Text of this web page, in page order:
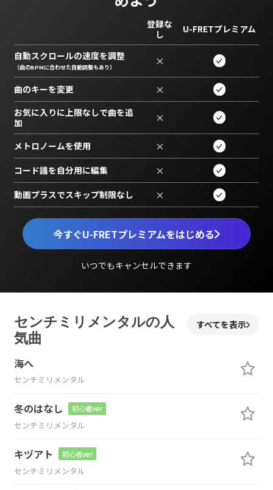
今すぐU-FRETプレミアムをはじめる
いつでもキャンセルできます
登録な
し
U-FRETプレミアム
自動スクロールの速度を調整
（曲のBPMに合わせた自動調整もあり） ×
曲のキーを変更 ×
お気に入りに上限なしで曲を追
加
×
メトロノームを使用 ×
コード譜を自分用に編集 ×
動画プラスでスキップ制限なし ×
センチミリメンタルの人
気曲
すべてを表示
海へ
センチミリメンタル
冬のはなし 初心者ver
センチミリメンタル
キヅアト 初心者ver
センチミリメンタル